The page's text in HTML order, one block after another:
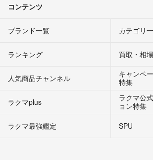
コンテンツ
ブランド一覧 カテゴリ
ランキング 買取・相
人気商品チャンネル
キャンペ
特集
ラクマplus
ラクマ公
ョン特集
ラクマ最強鑑定
SPU